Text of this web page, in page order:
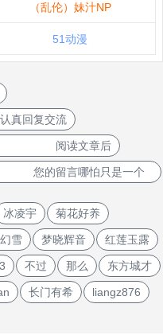
（乱伦）妹汁NP
51动漫
回复交流
主。 阅读文章后
您的留言哪怕只是一个
冰凌宇 菊花好养
雪 梦晓辉音 红莲玉露
不过 那么 东方城才
长门有希 liangz876